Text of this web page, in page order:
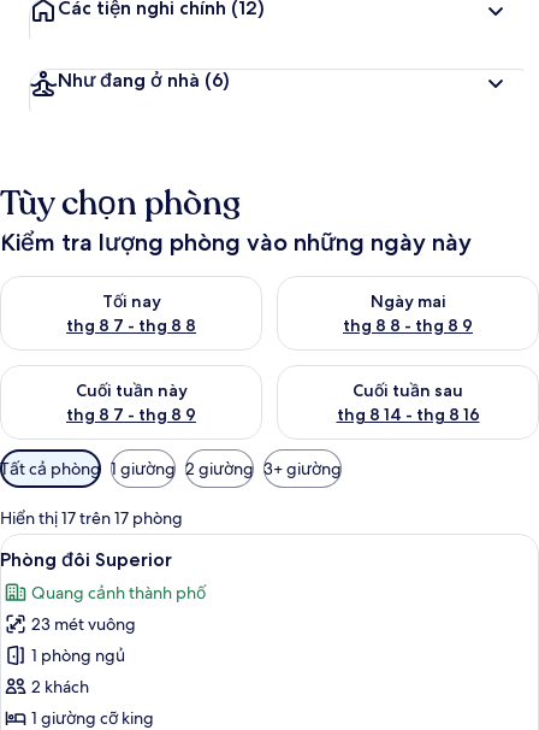
Các tiện nghi chính (12)
Như đang ở nhà (6)
Tùy chọn phòng
Kiểm tra lượng phòng vào những ngày này
Tối nay
thg 8 7 - thg 8 8
Kiểm tra lượng phòng tối nay từ thg 8 7 - thg 8 8
Ngày mai
thg 8 8 - thg 8 9
Kiểm tra lượng phòng ngày
Cuối tuần này
thg 8 7 - thg 8 9
Kiểm tra lượng phòng cuối tuần này từ thg 8 7 - thg 8 9
Cuối tuần sau
thg 8 14 - thg 8 16
Kiểm tra lượng phòng cuối
Bộ
lọc
có
thể
dùng
để
lọc
tìm
phòng
Tất cả phòng 1 giường 2 giường 3+ giường
Hiển thị 17 trên 17 phòng
Xem
tất
cả
ảnh
Phòng
đôi
Superior
Phòng đôi Superior | Màn/rèm cản
5
Phòng đôi Superior
Quang cảnh thành phố
23 mét vuông
1 phòng ngủ
2 khách
1 giường cỡ king